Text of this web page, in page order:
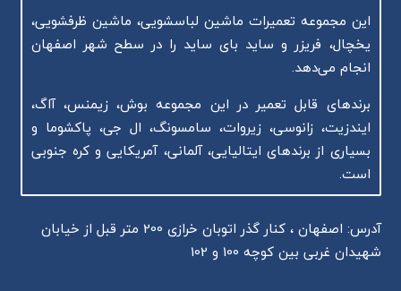
این مجموعه تعمیرات ماشین لباسشویی، ماشین ظرفشویی،
یخچال، فریزر و ساید بای ساید را در سطح شهر اصفهان
انجام می‌دهد.
برندهای قابل تعمیر در این مجموعه بوش، زیمنس، آاگ،
ایندزیت، زانوسی، زیروات، سامسونگ، ال جی، پاکشوما و
بسیاری از برندهای ایتالیایی، آلمانی، آمریکایی و کره جنوبی
است.
آدرس: اصفهان ، کنار گذر اتوبان خرازی 200 متر قبل از خیابان
شهیدان غربی بین کوچه 100 و 102